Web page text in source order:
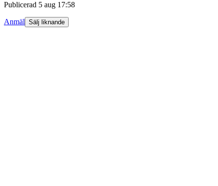
Publicerad 5 aug 17:58
Anmäl Sälj liknande